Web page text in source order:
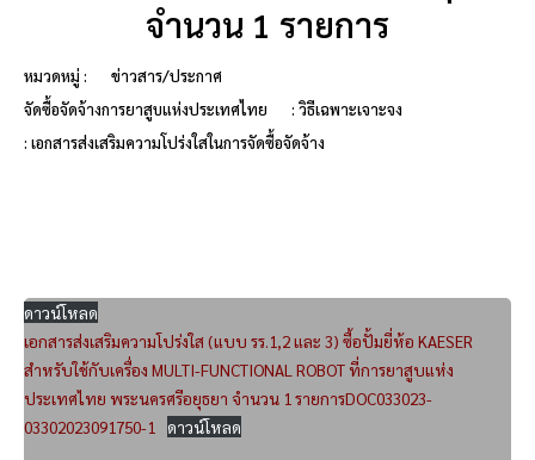
จำนวน 1 รายการ
หมวดหมู่ :
ข่าวสาร/ประกาศ
จัดซื้อจัดจ้างการยาสูบแห่งประเทศไทย
: วิธีเฉพาะเจาะจง
: เอกสารส่งเสริมความโปร่งใสในการจัดซื้อจัดจ้าง
ดาวน์โหลด
เอกสารส่งเสริมความโปร่งใส (แบบ รร.1,2 และ 3) ซื้อปั้มยี่ห้อ KAESER
สำหรับใช้กับเครื่อง MULTI-FUNCTIONAL ROBOT ที่การยาสูบแห่ง
ประเทศไทย พระนครศรีอยุธยา จำนวน 1 รายการDOC033023-
03302023091750-1
ดาวน์โหลด